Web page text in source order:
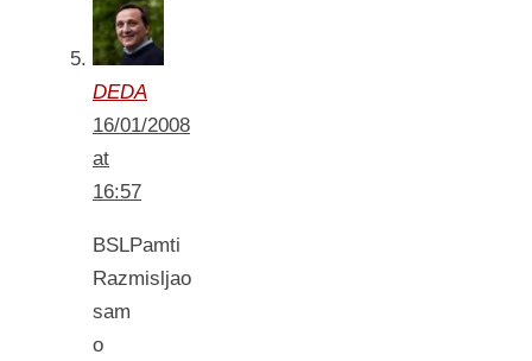
DEDA
16/01/2008
at
16:57
BSLPamti
Razmisljao
sam
o